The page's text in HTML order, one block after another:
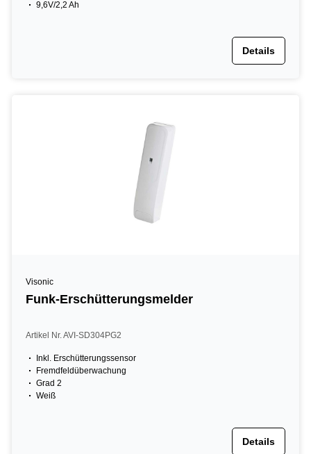
9,6V/2,2 Ah
Details
Visonic
Funk-Erschütterungsmelder
Artikel Nr. AVI-SD304PG2
Inkl. Erschütterungssensor
Fremdfeldüberwachung
Grad 2
Weiß
Details